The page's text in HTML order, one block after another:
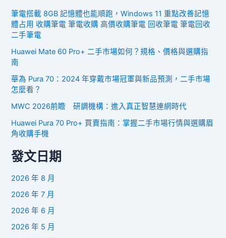
筆電搭載 8GB 記憶體也能順跑，Windows 11 重點改善記憶
體占用 收購筆電 筆電收購 高價收購筆電 回收筆電 筆電回收
二手筆電
Huawei Mate 60 Pro+ 二手市場如何？規格、價格與選購指
南
華為 Pura 70：2024 年穿戴市場冠軍與新品預測，二手市場
怎麼看？
MWC 2026前瞻 研調機構：進入真正智慧連網時代
Huawei Pura 70 Pro+ 買賣指南：掌握二手市場行情與選購眉
角收購手機
發文日期
2026 年 8 月
2026 年 7 月
2026 年 6 月
2026 年 5 月